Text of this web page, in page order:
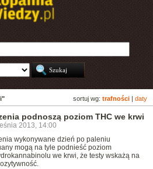
sortuj wg: trafności daty
podnoszą poziom THC we krwi
2013, 14:00
wykonywane dzień po paleniu
mogą na tyle podnieść poziom
we krwi, że testy wskażą na